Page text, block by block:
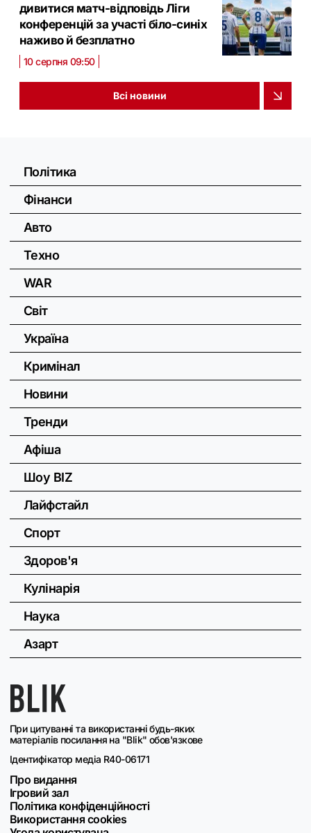
дивитися матч-відповідь Ліги
конференцій за участі біло-синіх
наживо й безплатно
10 серпня 09:50
Всі новини
При цитуванні та використанні будь-яких
матеріалів посилання на "Blik" обов'язкове
Ідентифікатор медіа R40-06171
Про видання
Ігровий зал
Політика конфіденційності
Використання cookies
Політика
Фінанси
Авто
Техно
WAR
Світ
Україна
Кримінал
Новини
Тренди
Афіша
Шоу BIZ
Лайфстайл
Спорт
Здоров'я
Кулінарія
Наука
Азарт